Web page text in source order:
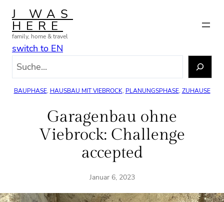
Zum
Inhalt
springen
J WAS
HERE
family, home & travel
switch to EN
cBAUPHASE, HAUSBAU MIT VIEBROCK, PLANUNGSPHASE, ZUHAUSE
Garagenbau ohne
Viebrock: Challenge
accepted
Januar 6, 2023